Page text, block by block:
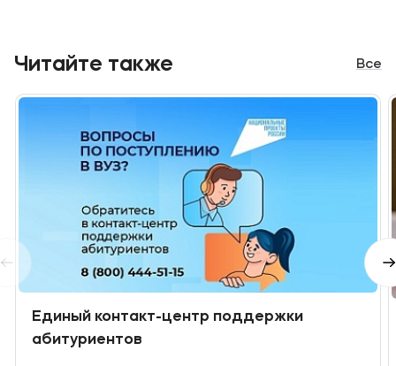
Читайте также Все
Единый контакт-центр поддержки
абитуриентов